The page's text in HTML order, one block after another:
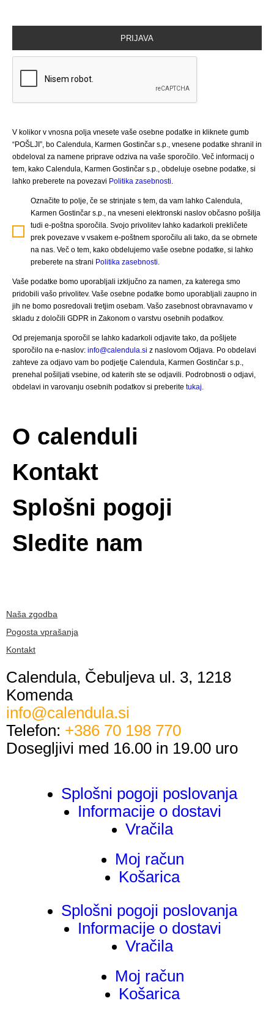
V kolikor v vnosna polja vnesete vaše osebne podatke in kliknete gumb
“POŠLJI”, bo Calendula, Karmen Gostinčar s.p., vnesene podatke shranil in
obdeloval za namene priprave odziva na vaše sporočilo. Več informacij o
tem, kako Calendula, Karmen Gostinčar s.p., obdeluje osebne podatke, si
lahko preberete na povezavi Politika zasebnosti.
Označite to polje, če se strinjate s tem, da vam lahko Calendula,
Karmen Gostinčar s.p., na vneseni elektronski naslov občasno pošilja
tudi e-poštna sporočila. Svojo privolitev lahko kadarkoli prekličete
prek povezave v vsakem e-poštnem sporočilu ali tako, da se obrnete
na nas. Več o tem, kako obdelujemo vaše osebne podatke, si lahko
preberete na strani Politika zasebnosti.
Vaše podatke bomo uporabljali izključno za namen, za katerega smo
pridobili vašo privolitev. Vaše osebne podatke bomo uporabljali zaupno in
jih ne bomo posredovali tretjim osebam. Vašo zasebnost obravnavamo v
skladu z določili GDPR in Zakonom o varstvu osebnih podatkov.
Od prejemanja sporočil se lahko kadarkoli odjavite tako, da pošljete
sporočilo na e-naslov: info@calendula.si z naslovom Odjava. Po obdelavi
zahteve za odjavo vam bo podjetje Calendula, Karmen Gostinčar s.p.,
prenehal pošiljati vsebine, od katerih ste se odjavili. Podrobnosti o odjavi,
obdelavi in varovanju osebnih podatkov si preberite tukaj.
O calenduli
Kontakt
Splošni pogoji
Sledite nam
Naša zgodba
Pogosta vprašanja
Kontakt
Calendula, Čebuljeva ul. 3, 1218
Komenda
info@calendula.si
Telefon: +386 70 198 770
Dosegljivi med 16.00 in 19.00 uro
Splošni pogoji poslovanja
Informacije o dostavi
Vračila
Moj račun
Košarica
Splošni pogoji poslovanja
Informacije o dostavi
Vračila
Moj račun
Košarica